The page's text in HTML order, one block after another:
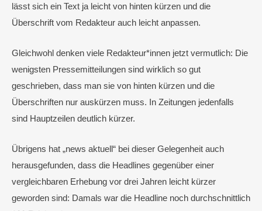
lässt sich ein Text ja leicht von hinten kürzen und die
Überschrift vom Redakteur auch leicht anpassen.
Gleichwohl denken viele Redakteur*innen jetzt vermutlich: Die
wenigsten Pressemitteilungen sind wirklich so gut
geschrieben, dass man sie von hinten kürzen und die
Überschriften nur auskürzen muss. In Zeitungen jedenfalls
sind Hauptzeilen deutlich kürzer.
Übrigens hat „news aktuell“ bei dieser Gelegenheit auch
herausgefunden, dass die Headlines gegenüber einer
vergleichbaren Erhebung vor drei Jahren leicht kürzer
geworden sind: Damals war die Headline noch durchschnittlich